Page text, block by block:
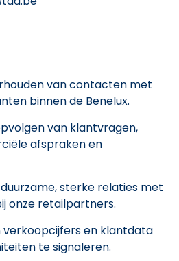
van contacten met
binnen de Benelux.
van klantvragen,
afspraken en
sterke relaties met
onze retailpartners.
verkoopcijfers en klantdata
te signaleren.